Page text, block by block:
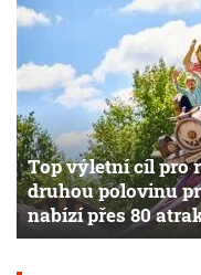
Top výletní cíl pro
druhou polovinu
nabízí přes 80